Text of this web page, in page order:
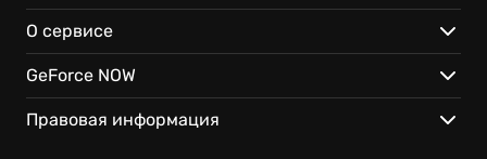
Мгновенный доступ к GRID Legends через облако.
Играйте в GRID Legends на любом совместимом
устройстве.
Ваши достижения всегда доступны.
О сервисе
GeForce NOW
Правовая информация